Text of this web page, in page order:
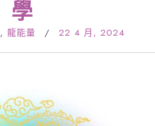
學
, 龍能量 / 22 4 月, 2024